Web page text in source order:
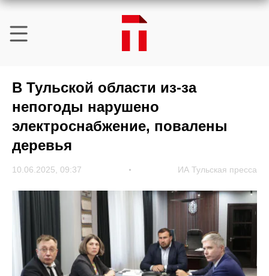
В Тульской области из-за
непогоды нарушено
электроснабжение, повалены
деревья
10.06.2025, 09:37 ИА Тульская пресса